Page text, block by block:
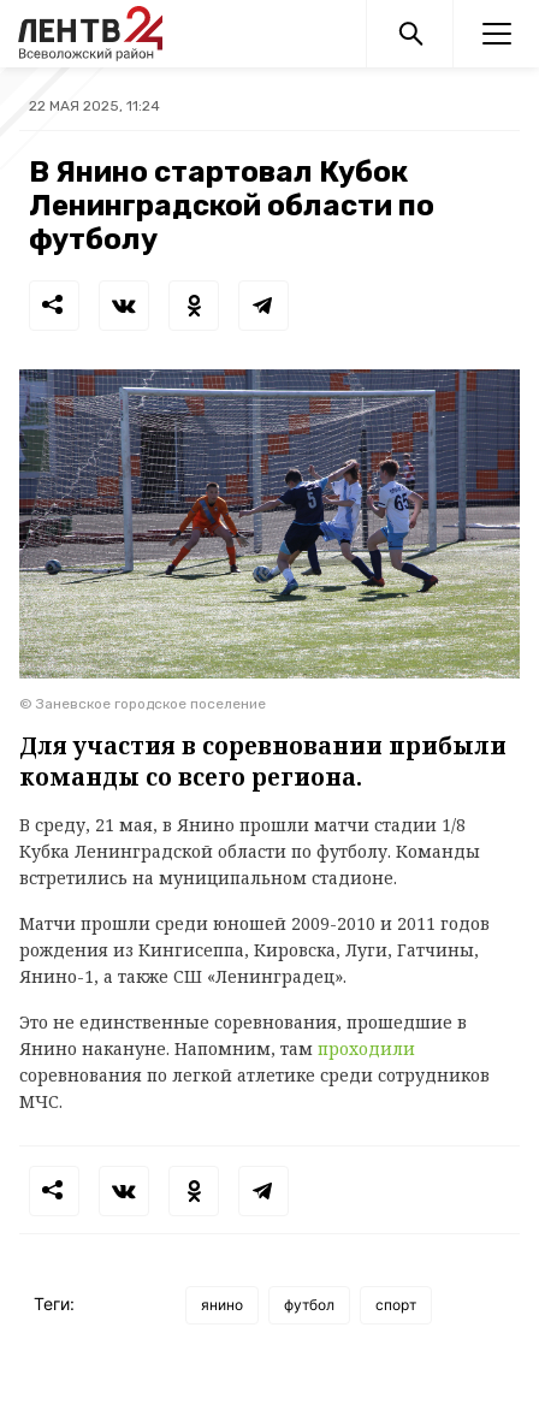
22 МАЯ 2025, 11:24
В Янино стартовал Кубок
Ленинградской области по
футболу
© Заневское городское поселение
Для участия в соревновании прибыли
команды со всего региона.
В среду, 21 мая, в Янино прошли матчи стадии 1/8
Кубка Ленинградской области по футболу. Команды
встретились на муниципальном стадионе.
Матчи прошли среди юношей 2009-2010 и 2011 годов
рождения из Кингисеппа, Кировска, Луги, Гатчины,
Янино-1, а также СШ «Ленинградец».
Это не единственные соревнования, прошедшие в
Янино накануне. Напомним, там проходили
соревнования по легкой атлетике среди сотрудников
МЧС.
Теги: янино футбол спорт